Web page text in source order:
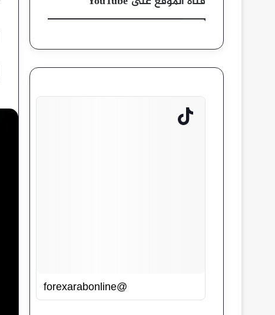
@forexarabonline